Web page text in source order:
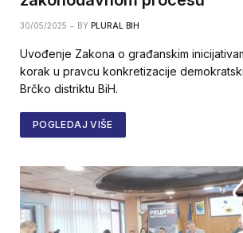
30/05/2025 BY PLURAL BIH
Uvođenje Zakona o građanskim
korak u pravcu konkretizacije
Brčko distriktu BiH.
POGLEDAJ VIŠE